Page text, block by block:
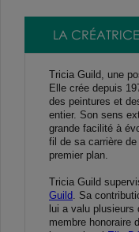
LA CRÉATRICE
Tricia Guild, une
Elle crée depuis
des peintures et
entier. Son sens
grande facilité à
fil de sa carrière
premier plan.
Tricia Guild
Guild. Sa
lui a valu
membre honoraire